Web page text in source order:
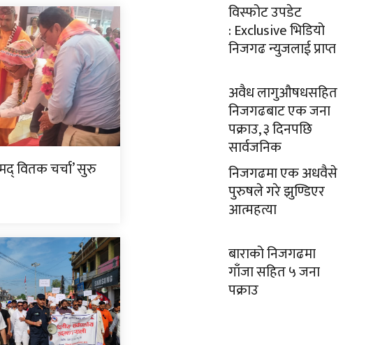
वितक चर्चा’ सुरु
विस्फोट उपडेट
: Exclusive भिडियो
निजगढ न्युजलाई प्राप्त
अवैध लागुऔषधसहित
निजगढबाट एक जना
पक्राउ, ३ दिनपछि
सार्वजनिक
निजगढमा एक अधवैसे
पुरुषले गरे झुण्डिएर
आत्महत्या
बाराको निजगढमा
गाँजा सहित ५ जना
पक्राउ